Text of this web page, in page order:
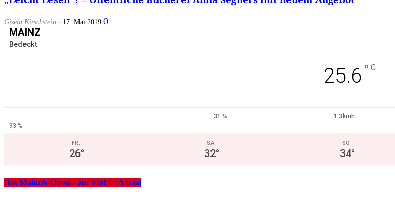
Gisela Kirschstein - 17. Mai 2019 0
MAINZ
Bedeckt
25.6 ° C
31 %
1.3kmh
93 %
FR.
26°
SA.
32°
SO.
34°
Das Mainz&-Dossier zur Flut im Ahrtal